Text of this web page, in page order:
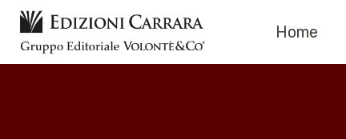
Salta
contenuto
Home